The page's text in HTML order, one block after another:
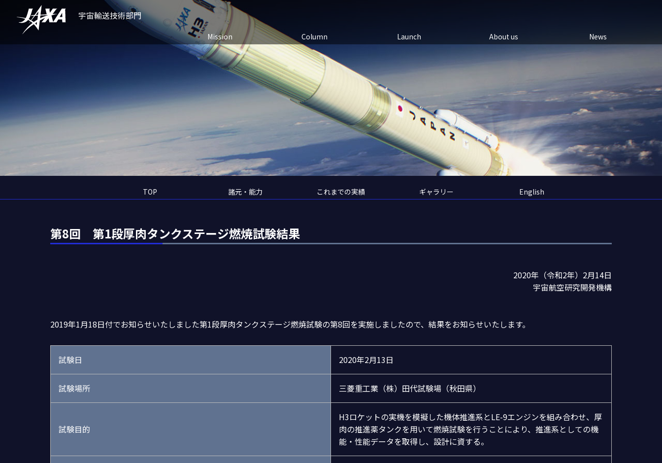
宇宙輸送技術部門
Mission Column Launch About us News
TOP 諸元・能力 これまでの実績 ギャラリー English
第8回 第1段厚肉タンクステージ燃焼試験結果
2020年（令和2年）2月14日
宇宙航空研究開発機構
2019年1月18日付でお知らせいたしました第1段厚肉タンクステージ燃焼試験の第8回を実施しましたので、結果をお知らせいたします。
試験日 2020年2月13日
試験場所 三菱重工業（株）田代試験場（秋田県）
試験目的
H3ロケットの実機を模擬した機体推進系とLE-9エンジンを組み合わせ、厚
肉の推進薬タンクを用いて燃焼試験を行うことにより、推進系としての機
能・性能データを取得し、設計に資する。